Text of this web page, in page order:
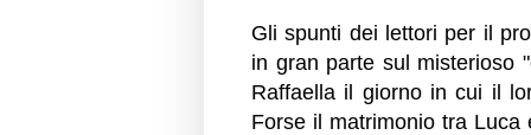
Gli spunti dei lettori per il
in gran parte sul misterioso
Raffaella il giorno in cui il
Forse il matrimonio tra